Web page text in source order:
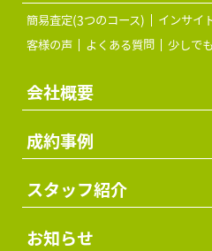
簡易査定(3つのコース) インサイ
客様の声
よくある質問 少しで
会社概要
成約事例
スタッフ紹介
お知らせ